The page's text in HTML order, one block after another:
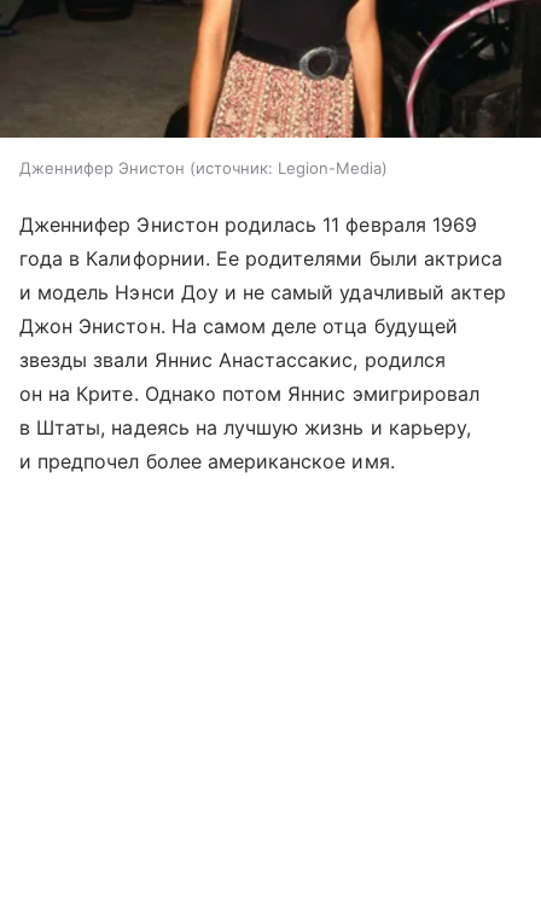
Дженнифер Энистон источник: Legion-Media
Дженнифер Энистон родилась 11 февраля 1969
года в Калифорнии. Ее родителями были актриса
и модель Нэнси Доу и не самый удачливый актер
Джон Энистон. На самом деле отца будущей
звезды звали Яннис Анастассакис, родился
он на Крите. Однако потом Яннис эмигрировал
в Штаты, надеясь на лучшую жизнь и карьеру,
и предпочел более американское имя.